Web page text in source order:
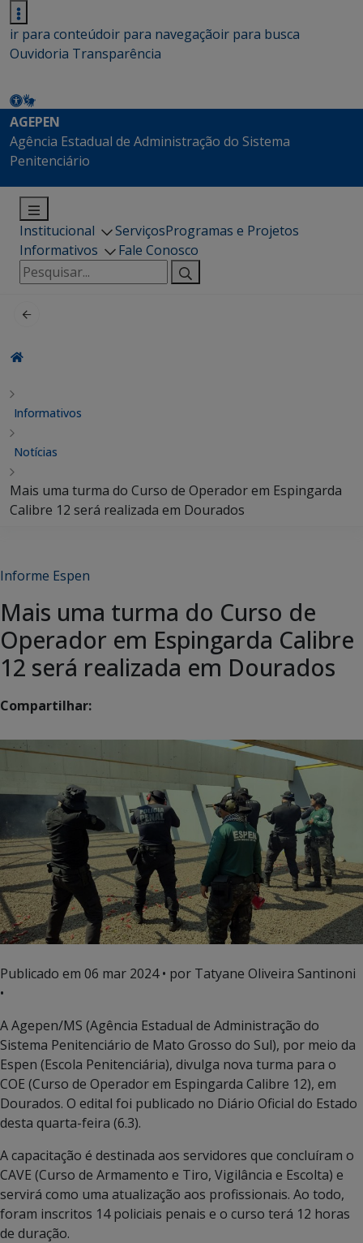
ir para conteúdoir para navegaçãoir para busca
Ouvidoria Transparência
AGEPEN
Agência Estadual de Administração do Sistema
Penitenciário
Institucional ServiçosProgramas e Projetos
Informativos
Fale Conosco
Pesquisar
por:
Informativos
Notícias
Mais uma turma do Curso de Operador em Espingarda
Calibre 12 será realizada em Dourados
Informe Espen
Mais uma turma do Curso de
Operador em Espingarda Calibre
12 será realizada em Dourados
Compartilhar:
Publicado em 06 mar 2024• por Tatyane Oliveira Santinoni
•
A Agepen/MS (Agência Estadual de Administração do
Sistema Penitenciário de Mato Grosso do Sul), por meio da
Espen (Escola Penitenciária), divulga nova turma para o
COE (Curso de Operador em Espingarda Calibre 12), em
Dourados. O edital foi publicado no Diário Oficial do Estado
desta quarta-feira (6.3).
A capacitação é destinada aos servidores que concluíram o
CAVE (Curso de Armamento e Tiro, Vigilância e Escolta) e
servirá como uma atualização aos profissionais. Ao todo,
foram inscritos 14 policiais penais e o curso terá 12 horas
de duração.